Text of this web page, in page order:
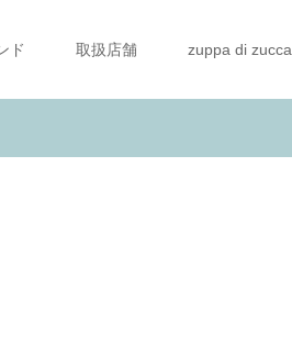
ド 取扱店舗 zuppa di zucca